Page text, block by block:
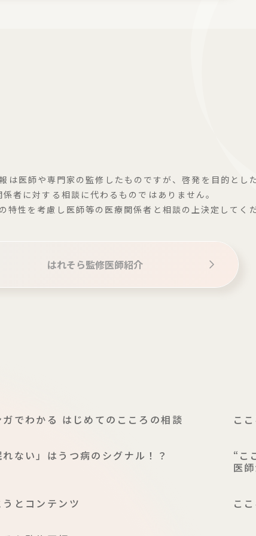
は医師や専門家の監修したものですが、啓発を目的とし
係者に対する相談に代わるものではありません。
特性を考慮し医師等の医療関係者と相談の上決定してくだ
はれそら監修医師紹介
ガでわかる はじめてのこころの相談 こ
れない」はうつ病のシグナル！？
“こ
医
うとコンテンツ こ